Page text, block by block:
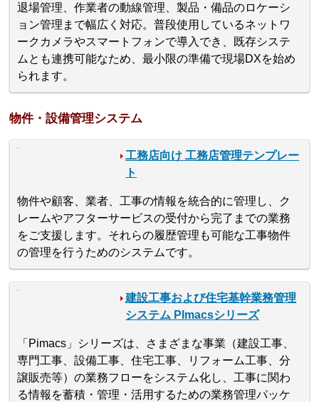
退場管理、作業者の動線管理、製品・備品のロケーシ
ョン管理まで幅広く対応。普段使用しているネットワ
ークカメラやスマートフォンで導入でき、既存システ
ムとも連携可能なため、最小限の準備で現場DXを始め
られます。
物件・設備管理システム
工務店向け 工務店管理テンプレー
ト
物件や顧客、業者、工事の情報を統合的に管理し、ク
レームやアフターサービスの受付から完了までの業務
をご支援します。それらの履歴管理も可能な工事物件
の管理を行うためのシステムです。
建設工事および住宅基幹業務管理
システム PImacsシリーズ
「Pimacs」シリーズは、さまざまな事業（建設工事、
専門工事、設備工事、住宅工事、リフォーム工事、分
譲販売等）の業務フローをシステム化し、工事に関わ
る情報を蓄積・管理・活用するための業務管理パッケ